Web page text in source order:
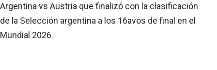
Argentina vs Austria que finalizó con la clasificación
de la Selección argentina a los 16avos de final en el
Mundial 2026.